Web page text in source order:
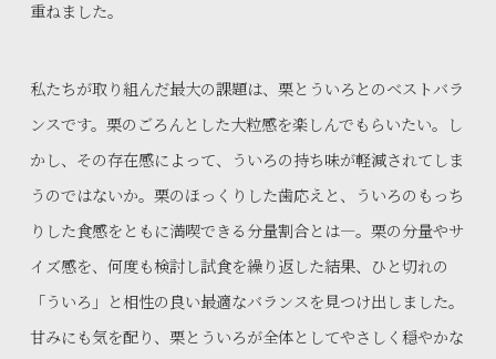
重ねました。
私たちが取り組んだ最大の課題は、栗とういろとのベストバラ
ンスです。栗のごろんとした大粒感を楽しんでもらいたい。し
かし、その存在感によって、ういろの持ち味が軽減されてしま
うのではないか。栗のほっくりした歯応えと、ういろのもっち
りした食感をともに満喫できる分量割合とは—。栗の分量やサ
イズ感を、何度も検討し試食を繰り返した結果、ひと切れの
「ういろ」と相性の良い最適なバランスを見つけ出しました。
甘みにも気を配り、栗とういろが全体としてやさしく穏やかな